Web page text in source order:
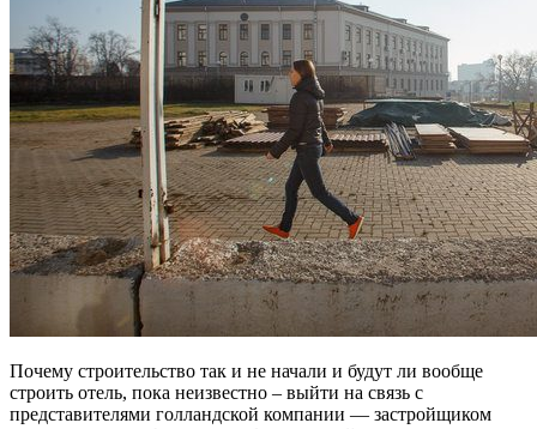
Почему строительство так и не начали и будут ли вообще
строить отель, пока неизвестно – выйти на связь с
представителями голландской компании — застройщиком